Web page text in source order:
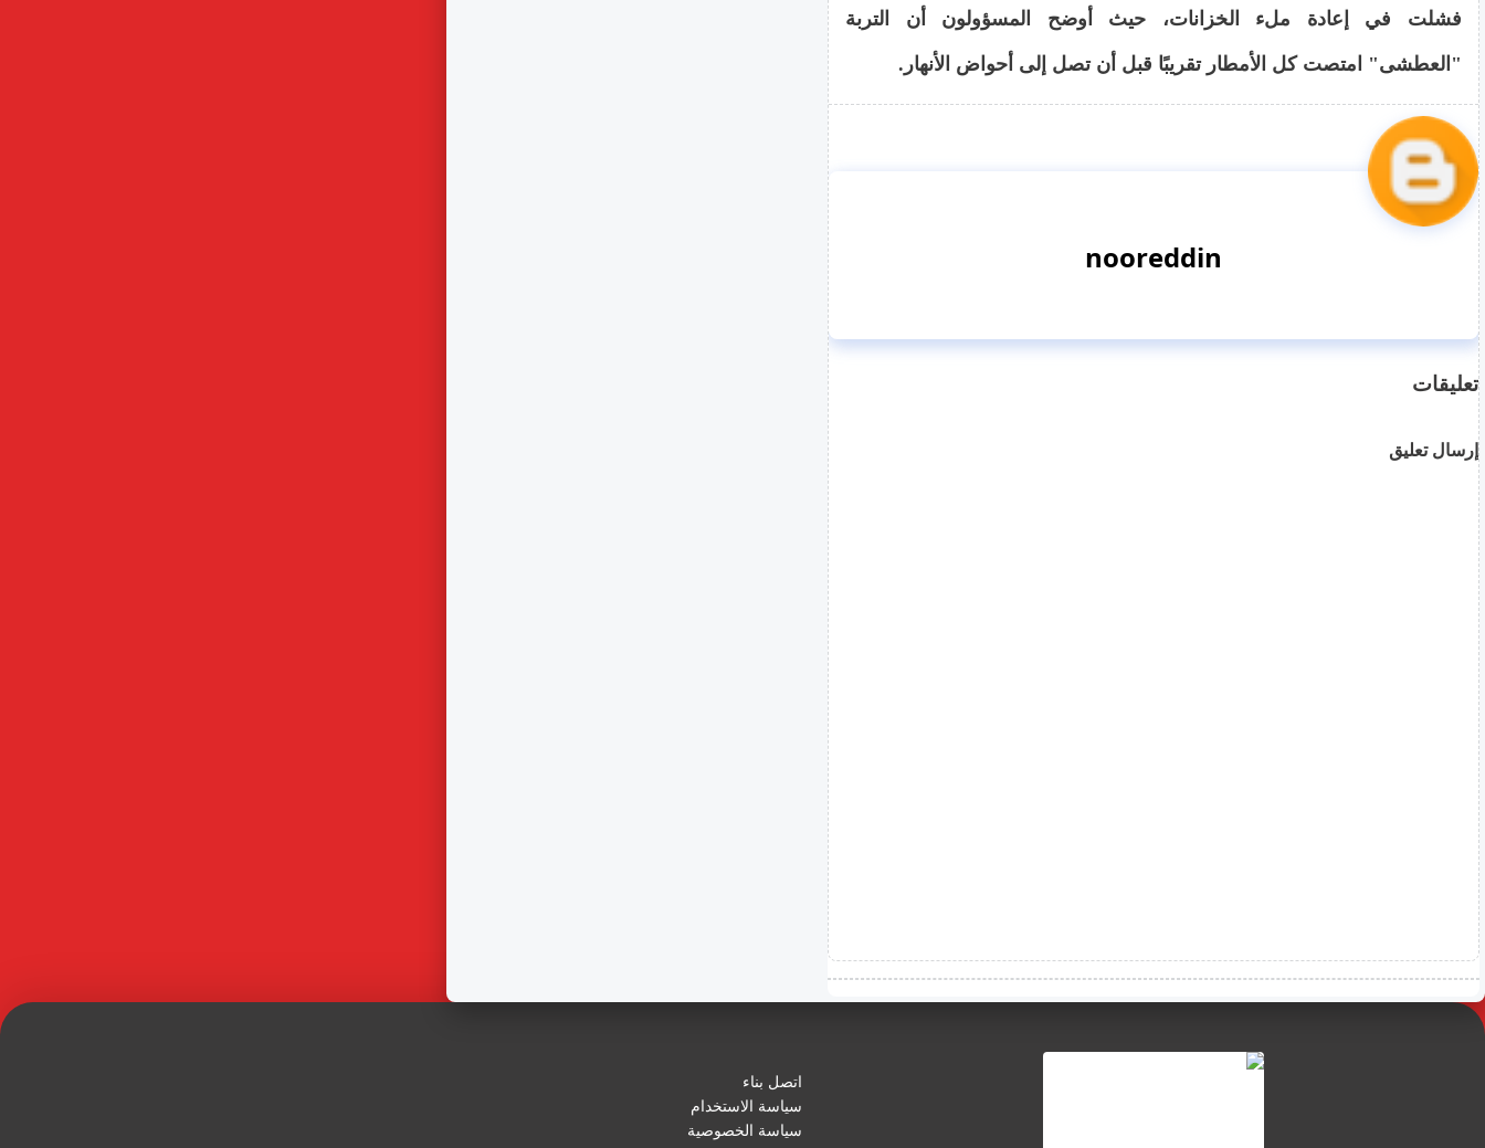
فشلت في إعادة ملء الخزانات، حيث أوضح المسؤولون أن التربة
"العطشى" امتصت كل الأمطار تقريبًا قبل أن تصل إلى أحواض الأنهار.
nooreddin
تعليقات
إرسال تعليق
اتصل بناء
سياسة الاستخدام
سياسة الخصوصية